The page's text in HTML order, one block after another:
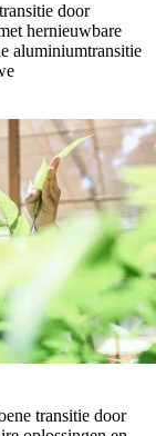
door
hernieuwbare
aluminiumtransitie
transitie door